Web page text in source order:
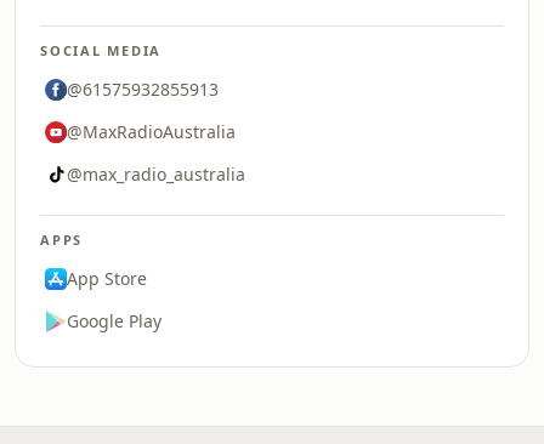
SOCIAL MEDIA
@61575932855913
@MaxRadioAustralia
@max_radio_australia
APPS
App Store
Google Play